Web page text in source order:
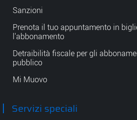
Sanzioni
Prenota il tuo appuntamento in
l'abbonamento
Detraibilità fiscale per gli
pubblico
Mi Muovo
Servizi speciali